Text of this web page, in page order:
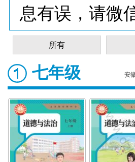
息有误，请微
所有
七年级 安